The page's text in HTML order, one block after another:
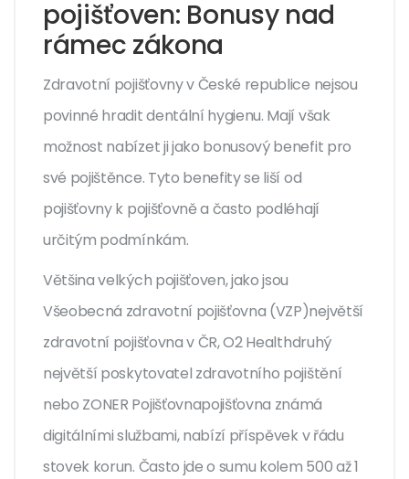
pojišťoven: Bonusy nad
rámec zákona
Zdravotní pojišťovny v České republice nejsou
povinné hradit dentální hygienu. Mají však
možnost nabízet ji jako bonusový benefit pro
své pojištěnce. Tyto benefity se liší od
pojišťovny k pojišťovně a často podléhají
určitým podmínkám.
Většina velkých pojišťoven, jako jsou
Všeobecná zdravotní pojišťovna (VZP)největší
zdravotní pojišťovna v ČR,O2 Healthdruhý
největší poskytovatel zdravotního pojištění
nebo ZONER Pojišťovnapojišťovna známá
digitálními službami, nabízí příspěvek v řádu
stovek korun. Často jde o sumu kolem 500 až 1